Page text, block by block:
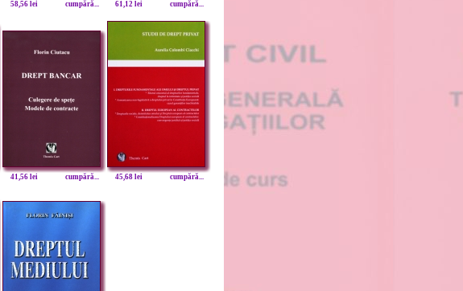
58,56 lei cumpără... 61,12 lei cumpără...
41,56 lei cumpără... 45,68 lei cumpără...